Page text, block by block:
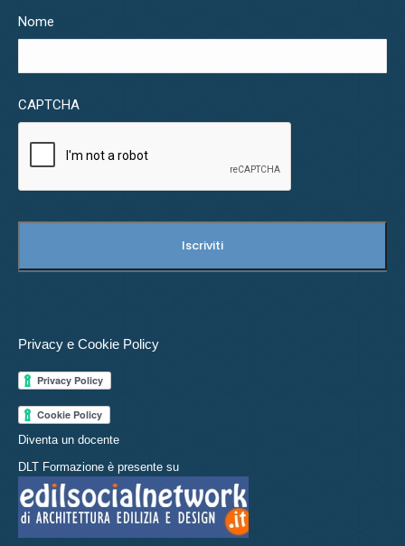
Nome
CAPTCHA
Privacy e Cookie Policy
Diventa un docente
DLT Formazione è presente su